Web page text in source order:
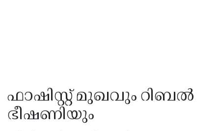
ഫാഷിസ്റ്റ് മുഖവും റിബൽ
ഭീഷണിയും